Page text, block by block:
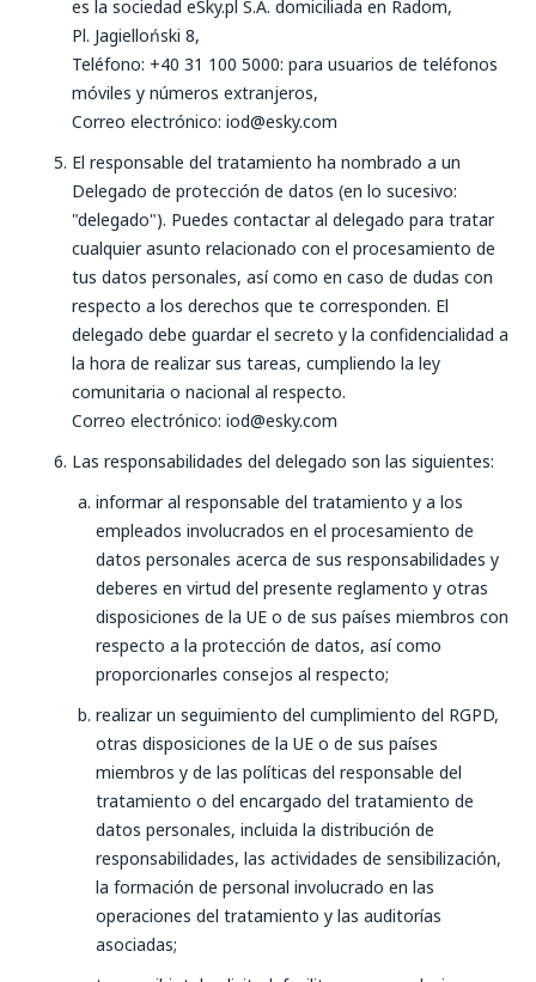
es la sociedad eSky.pl S.A. domiciliada en Radom,
Pl. Jagielloński 8,
Teléfono: +40 31 100 5000: para usuarios de teléfonos
móviles y números extranjeros,
Correo electrónico: iod@esky.com
El responsable del tratamiento ha nombrado a un
Delegado de protección de datos (en lo sucesivo:
"delegado"). Puedes contactar al delegado para tratar
cualquier asunto relacionado con el procesamiento de
tus datos personales, así como en caso de dudas con
respecto a los derechos que te corresponden. El
delegado debe guardar el secreto y la confidencialidad a
la hora de realizar sus tareas, cumpliendo la ley
comunitaria o nacional al respecto.
Correo electrónico: iod@esky.com
Las responsabilidades del delegado son las siguientes:
informar al responsable del tratamiento y a los
empleados involucrados en el procesamiento de
datos personales acerca de sus responsabilidades y
deberes en virtud del presente reglamento y otras
disposiciones de la UE o de sus países miembros con
respecto a la protección de datos, así como
proporcionarles consejos al respecto;
realizar un seguimiento del cumplimiento del RGPD,
otras disposiciones de la UE o de sus países
miembros y de las políticas del responsable del
tratamiento o del encargado del tratamiento de
datos personales, incluida la distribución de
responsabilidades, las actividades de sensibilización,
la formación de personal involucrado en las
operaciones del tratamiento y las auditorías
asociadas;